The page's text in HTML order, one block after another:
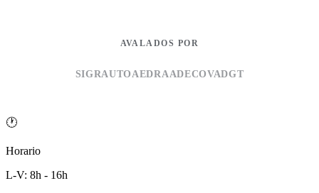
AVALADOS POR
SIGRAUTOAEDRAADECOVADGT
🕐
Horario
L-V: 8h - 16h